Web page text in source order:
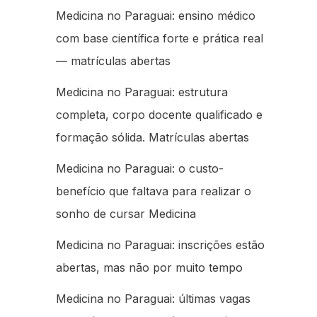
Medicina no Paraguai: ensino médico
com base científica forte e prática real
— matrículas abertas
Medicina no Paraguai: estrutura
completa, corpo docente qualificado e
formação sólida. Matrículas abertas
Medicina no Paraguai: o custo-
benefício que faltava para realizar o
sonho de cursar Medicina
Medicina no Paraguai: inscrições estão
abertas, mas não por muito tempo
Medicina no Paraguai: últimas vagas